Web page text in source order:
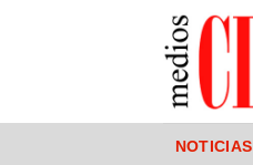
NOTICIAS